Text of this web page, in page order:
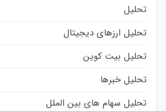
تحلیل
تحلیل ارزهای دیجیتال
تحلیل بیت کوین
تحلیل خبرها
تحلیل سهام های بین الملل